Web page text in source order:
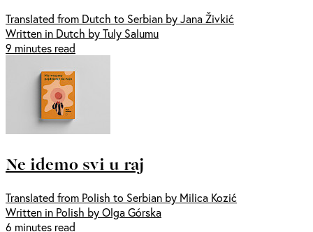
Translated from Dutch to Serbian by Jana Živkić
Written in Dutch by Tuly Salumu
9 minutes read
Ne idemo svi u raj
Translated from Polish to Serbian by Milica Kozić
Written in Polish by Olga Górska
6 minutes read